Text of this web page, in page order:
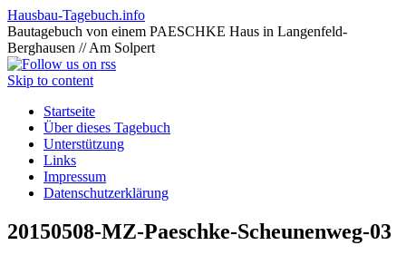
Hausbau-Tagebuch.info
Bautagebuch von einem PAESCHKE Haus in Langenfeld-
Berghausen // Am Solpert
Skip to content
Startseite
Über dieses Tagebuch
Unterstützung
Links
Impressum
Datenschutzerklärung
20150508-MZ-Paeschke-Scheunenweg-03